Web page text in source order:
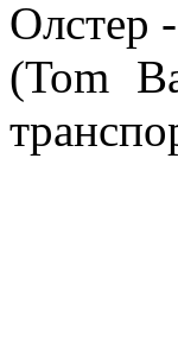
Олстер
(Tom